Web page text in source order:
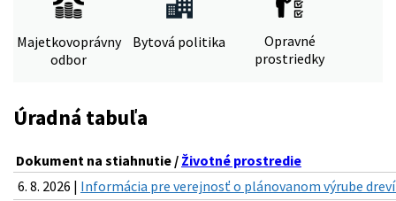
Majetkovoprávny
odbor
Bytová politika
Opravné
prostriedky
Úradná tabuľa
Dokument na stiahnutie / Životné prostredie
6. 8. 2026 | Informácia pre verejnosť o plánovanom výrube